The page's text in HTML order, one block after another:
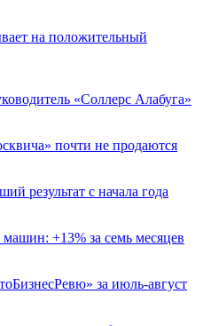
на положительный
«Соллерс Алабуга»
почти не продаются
результат с начала года
+13% за семь месяцев
за июль-август